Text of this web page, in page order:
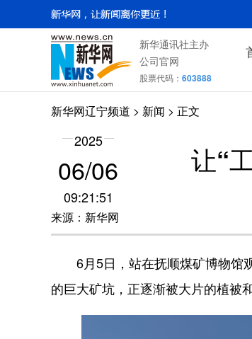
新华通讯社主办
公司官网
股票代码： 603888
新华网辽宁频道 > 新闻 > 正文
2025
06/06
09:21:51
来源：新华网
让“
6月5日，站在抚顺煤矿博物馆
的巨大矿坑，正逐渐被大片的植被